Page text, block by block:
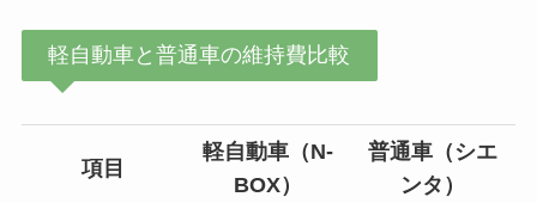
軽自動車と普通車の維持費比較
項目
軽自動車（N-
BOX）
普通車（シエ
ンタ）